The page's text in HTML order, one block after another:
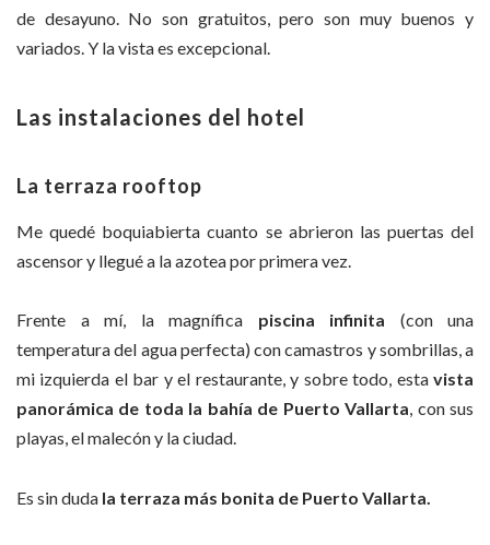
de desayuno. No son gratuitos, pero son muy buenos y
variados. Y la vista es excepcional.
Las instalaciones del hotel
La terraza rooftop
Me quedé boquiabierta cuanto se abrieron las puertas del
ascensor y llegué a la azotea por primera vez.
Frente a mí, la magnífica piscina infinita (con una
temperatura del agua perfecta) con camastros y sombrillas, a
mi izquierda el bar y el restaurante, y sobre todo, esta vista
panorámica de toda la bahía de Puerto Vallarta, con sus
playas, el malecón y la ciudad.
Es sin duda la terraza más bonita de Puerto Vallarta.